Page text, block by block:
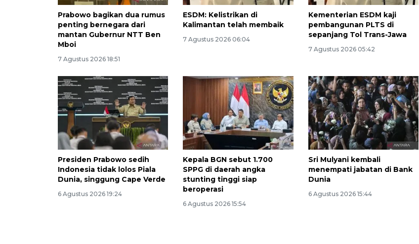
Prabowo bagikan dua rumus
penting bernegara dari
mantan Gubernur NTT Ben
Mboi
7 Agustus 2026 18:51
ESDM: Kelistrikan di
Kalimantan telah membaik
7 Agustus 2026 06:04
Kementerian ESDM kaji
pembangunan PLTS di
sepanjang Tol Trans-Jawa
7 Agustus 2026 05:42
Presiden Prabowo sedih
Indonesia tidak lolos Piala
Dunia, singgung Cape Verde
6 Agustus 2026 19:24
Kepala BGN sebut 1.700
SPPG di daerah angka
stunting tinggi siap
beroperasi
6 Agustus 2026 15:54
Sri Mulyani kembali
menempati jabatan di Bank
Dunia
6 Agustus 2026 15:44